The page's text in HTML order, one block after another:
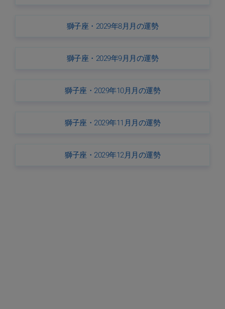
獅子座・2029年8月月の運勢
獅子座・2029年9月月の運勢
獅子座・2029年10月月の運勢
獅子座・2029年11月月の運勢
獅子座・2029年12月月の運勢